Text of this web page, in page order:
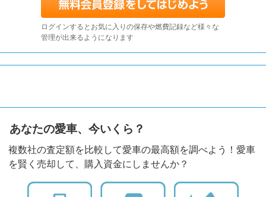
ログインするとお気に入りの保存や燃費記録など様々な
管理が出来るようになります
あなたの愛車、今いくら？
複数社の査定額を比較して愛車の最高額を調べよう！愛車
を賢く売却して、購入資金にしませんか？